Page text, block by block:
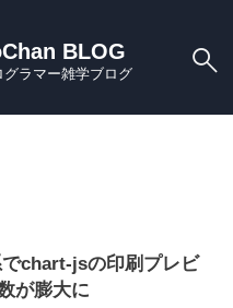
BLOG
ラマー雑学ブログ
chart-jsの印刷プレビ
が膨大に